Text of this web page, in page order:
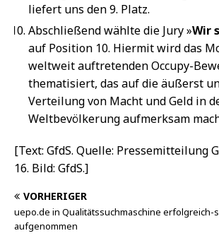
liefert uns den 9. Platz.
Abschließend wählte die Jury »Wir
auf Position 10. Hiermit wird das
weltweit auftretenden Occupy-
thematisiert, das auf die äußerst
Verteilung von Macht und Geld in
Weltbevölkerung aufmerksam
[Text: GfdS. Quelle: Pressemitteilung
16. Bild: GfdS.]
VORHERIGER
uepo.de in Qualitätssuchmaschine erfolgreich-
aufgenommen